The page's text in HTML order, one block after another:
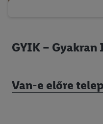
GYIK –
Van-e előre